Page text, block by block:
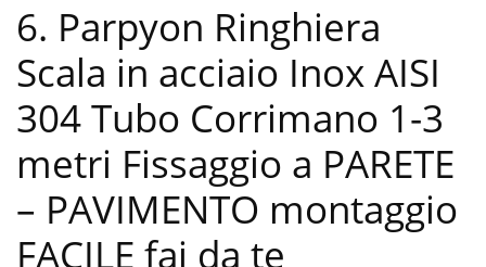
6. Parpyon Ringhiera
Scala in acciaio Inox AISI
304 Tubo Corrimano 1-3
metri Fissaggio a PARETE
– PAVIMENTO montaggio
FACILE fai da te